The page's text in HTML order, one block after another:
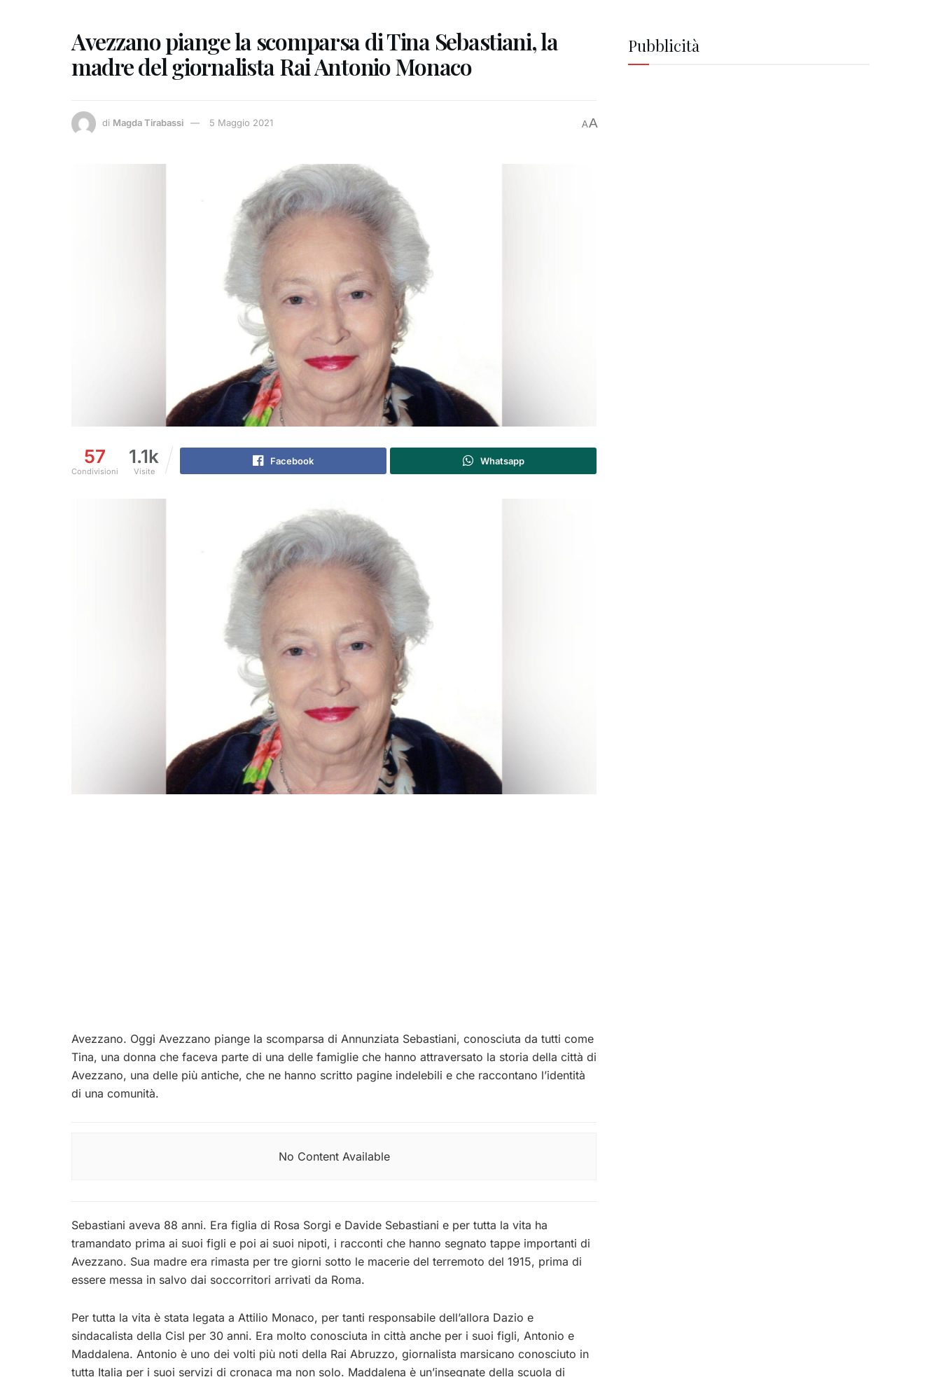
Avezzano piange la scomparsa di Tina Sebastiani, la
madre del giornalista Rai Antonio Monaco
di Magda Tirabassi 5 Maggio 2021 AA
57
Condivisioni
1.1k
Visite
Facebook Whatsapp
Avezzano. Oggi Avezzano piange la scomparsa di Annunziata Sebastiani, conosciuta da tutti come
Tina, una donna che faceva parte di una delle famiglie che hanno attraversato la storia della città di
Avezzano, una delle più antiche, che ne hanno scritto pagine indelebili e che raccontano l’identità
di una comunità.
No Content Available
Sebastiani aveva 88 anni. Era figlia di Rosa Sorgi e Davide Sebastiani e per tutta la vita ha
tramandato prima ai suoi figli e poi ai suoi nipoti, i racconti che hanno segnato tappe importanti di
Avezzano. Sua madre era rimasta per tre giorni sotto le macerie del terremoto del 1915, prima di
essere messa in salvo dai soccorritori arrivati da Roma.
Per tutta la vita è stata legata a Attilio Monaco, per tanti responsabile dell’allora Dazio e
sindacalista della Cisl per 30 anni. Era molto conosciuta in città anche per i suoi figli, Antonio e
Maddalena. Antonio è uno dei volti più noti della Rai Abruzzo, giornalista marsicano conosciuto in
tutta Italia per i suoi servizi di cronaca ma non solo. Maddalena è un’insegnate della scuola di
Pubblicità